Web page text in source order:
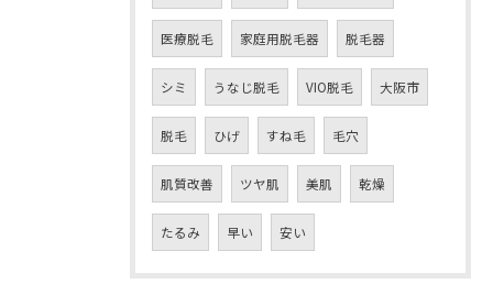
医療脱毛 家庭用脱毛器 脱毛器
シミ うなじ脱毛 VIO脱毛 大阪市
脱毛 ひげ すね毛 毛穴
肌質改善 ツヤ肌 美肌 乾燥
たるみ 早い 安い